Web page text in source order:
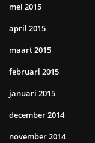
mei 2015
april 2015
maart 2015
februari 2015
januari 2015
december 2014
november 2014